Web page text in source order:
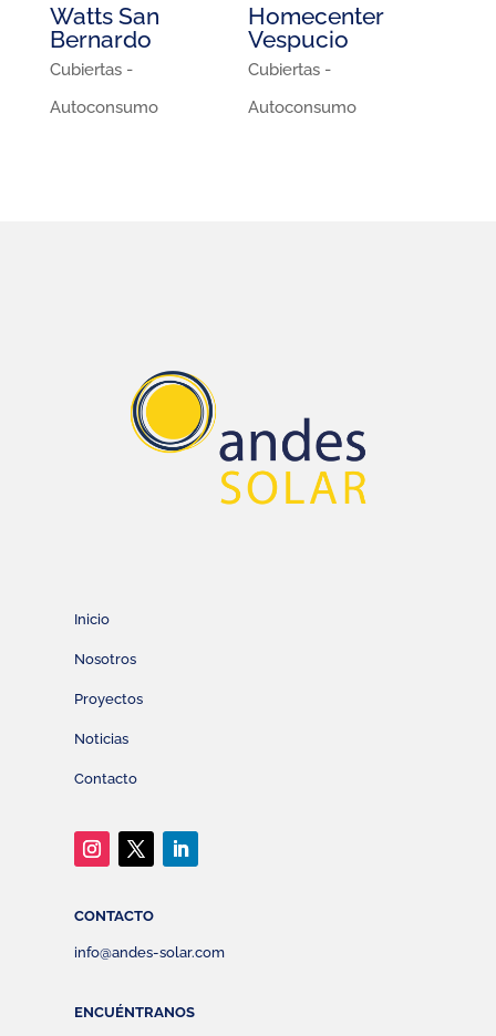
Watts San
Bernardo
Cubiertas -
Autoconsumo
Homecenter
Vespucio
Cubiertas -
Autoconsumo
Inicio
Nosotros
Proyectos
Noticias
Contacto
CONTACTO
info@andes-solar.com
ENCUÉNTRANOS